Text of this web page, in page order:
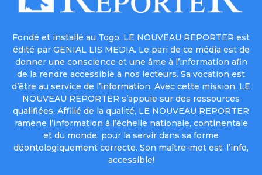
Fondé et installé au Togo, LE NOUVEAU REPORTER est
édité par GENIAL LIS MEDIA. Le pari de ce média est de
donner une conscience et une âme à l’information afin
de la rendre accessible à nos lecteurs. Sa vocation est
d’être au service de l’information. Avec cette mission, LE
NOUVEAU REPORTER s’appuie sur des ressources
qualifiées. Affilié de la qualité, LE NOUVEAU REPORTER
ramène l’information à l’échelle nationale, continentale
et du monde, pour la servir dans sa forme
déontologiquement correcte. Son maître-mot est: l’info,
accessible!